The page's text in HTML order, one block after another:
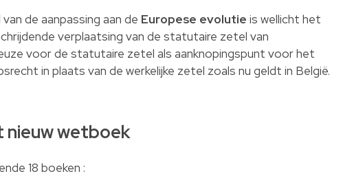
de aanpassing aan de Europese evolutie is wellicht het
verplaatsing van de statutaire zetel van
voor de statutaire zetel als aanknopingspunt voor het
in plaats van de werkelijke zetel zoals nu geldt in België.
nieuw wetboek
18 boeken :